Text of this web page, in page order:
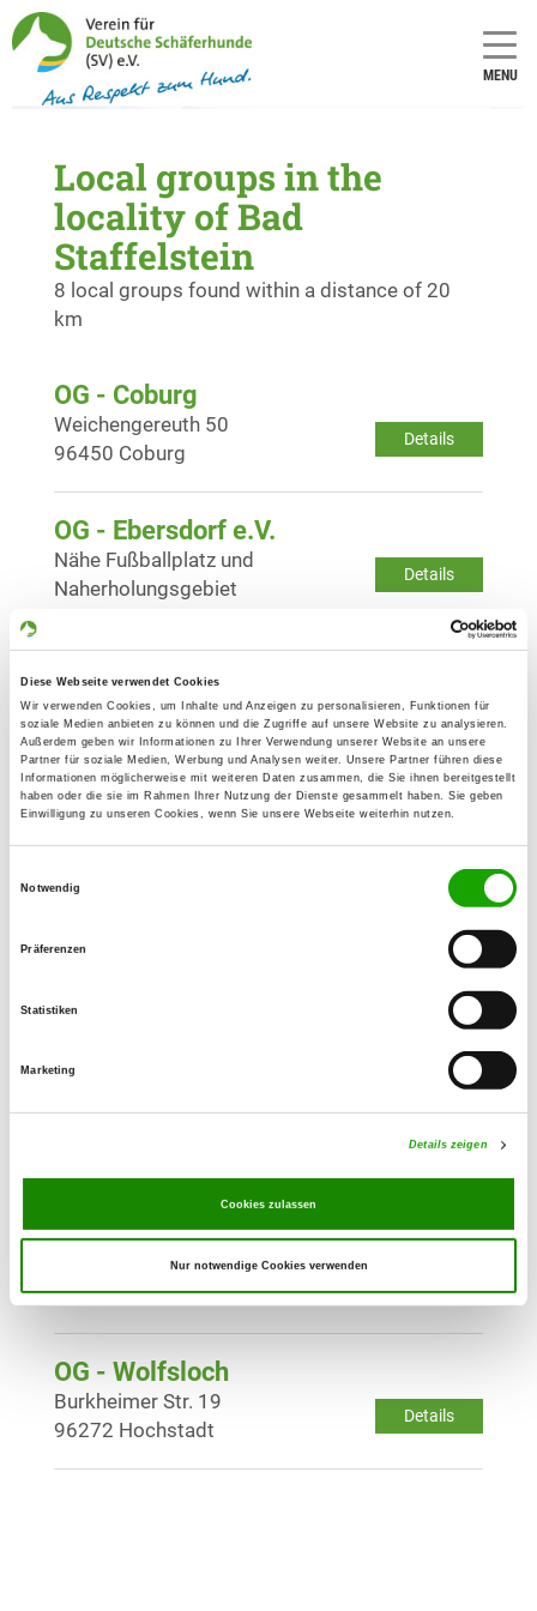
Diese Webseite verwendet Cookies
Wir verwenden Cookies, um Inhalte und Anzeigen zu personalisieren, Funktionen für
soziale Medien anbieten zu können und die Zugriffe auf unsere Website zu analysieren.
Außerdem geben wir Informationen zu Ihrer Verwendung unserer Website an unsere
Partner für soziale Medien, Werbung und Analysen weiter. Unsere Partner führen diese
Informationen möglicherweise mit weiteren Daten zusammen, die Sie ihnen bereitgestellt
haben oder die sie im Rahmen Ihrer Nutzung der Dienste gesammelt haben. Sie geben
Einwilligung zu unseren Cookies, wenn Sie unsere Webseite weiterhin nutzen.
Notwendig
Präferenzen
Statistiken
Marketing
Details zeigen
Cookies zulassen
Nur notwendige Cookies verwenden
MENU
Local groups in the
locality of Bad
Staffelstein
8 local groups found within a distance of 20
km
OG - Coburg
Details
Weichengereuth 50
96450 Coburg
OG - Ebersdorf e.V.
Details
Nähe Fußballplatz und
Naherholungsgebiet
OG - Ebing
Details
Kellerweg 25
96179 Rattelsdorf-Ebing
OG - Heubach
Details
96106 Ebern-Sandhof
OG - Untersiemau-Weißenbrunn e.V.
Details
Details
OG - Weidhausen
96279 Weidhausen
OG - Wolfsloch
Details
Burkheimer Str. 19
96272 Hochstadt